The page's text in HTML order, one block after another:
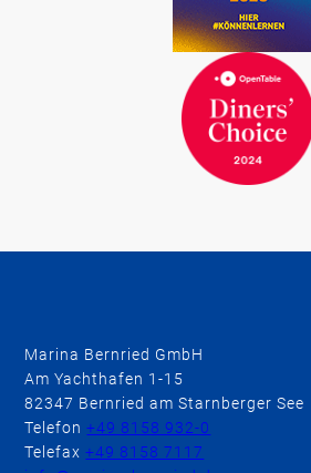
Marina Bernried GmbH
Am Yachthafen 1-15
82347 Bernried am Starnberger See
Telefon+49 8158 932-0
Telefax+49 8158 7117